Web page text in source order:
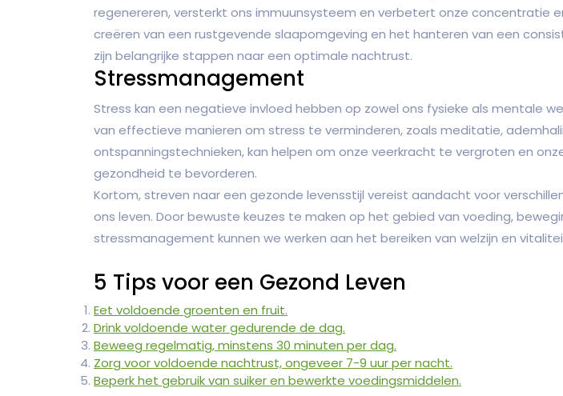
regenereren, versterkt ons immuunsysteem en verbetert onze concentratie
creëren van een rustgevende slaapomgeving en het hanteren van een
zijn belangrijke stappen naar een optimale nachtrust.
Stressmanagement
Stress kan een negatieve invloed hebben op zowel ons fysieke als mentale
van effectieve manieren om stress te verminderen, zoals meditatie,
ontspanningstechnieken, kan helpen om onze veerkracht te vergroten en
gezondheid te bevorderen.
Kortom, streven naar een gezonde levensstijl vereist aandacht voor
ons leven. Door bewuste keuzes te maken op het gebied van voeding,
stressmanagement kunnen we werken aan het bereiken van welzijn en
5 Tips voor een Gezond Leven
Eet voldoende groenten en fruit.
Drink voldoende water gedurende de dag.
Beweeg regelmatig, minstens 30 minuten per dag.
Zorg voor voldoende nachtrust, ongeveer 7-9 uur per nacht.
Beperk het gebruik van suiker en bewerkte voedingsmiddelen.